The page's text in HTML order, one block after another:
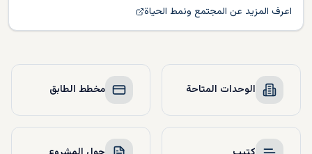
اعرف المزيد عن المجتمع ونمط الحياة
الوحدات المتاحة مخطط الطابق